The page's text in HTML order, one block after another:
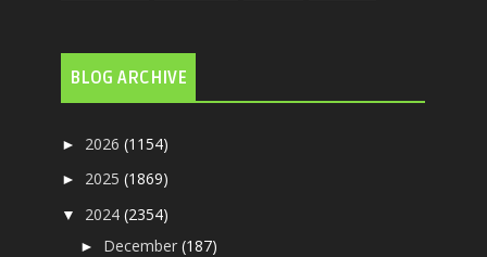
BLOG ARCHIVE
► 2026(1154)
► 2025(1869)
▼ 2024(2354)
► December(187)